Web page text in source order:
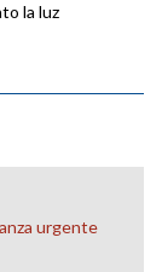
la luz
urgente